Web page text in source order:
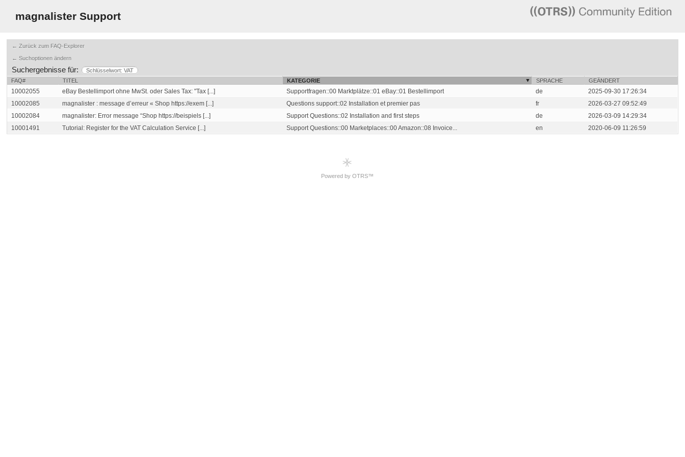
magnalister Support
← Zurück zum FAQ-Explorer
← Suchoptionen ändern
Suchergebnisse für:
Schlüsselwort: VAT
FAQ#
TITEL KATEGORIE SPRACHE GEÄNDERT
10002055 eBay Bestellimport ohne MwSt. oder Sales Tax: "Tax [...] Supportfragen::00 Marktplätze::01 eBay::01 Bestellimport de
2025-09-30 17:26:34
10002085
magnalister : message d’erreur « Shop https://exem [...] Questions support::02 Installation et premier pas fr
2026-03-27 09:52:49
10002084
magnalister: Error message “Shop https://beispiels [...] Support Questions::02 Installation and first steps de
2026-03-09 14:29:34
10001491
Tutorial: Register for the VAT Calculation Service [...] Support Questions::00 Marketplaces::00 Amazon::08 Invoice... en 2020-06-09 11:26:59
Powered by OTRS™